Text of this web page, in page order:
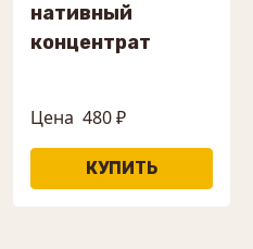
нативный
концентрат
Цена 480 ₽